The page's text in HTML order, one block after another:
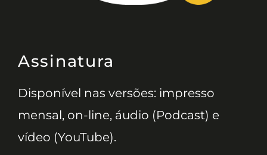
Assinatura
Disponível nas versões: impresso
mensal, on-line, áudio (Podcast) e
vídeo (YouTube).